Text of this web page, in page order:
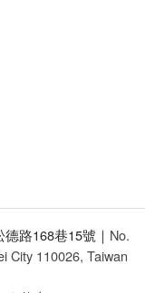
路168巷15號｜ No.
City 110026, Taiwan